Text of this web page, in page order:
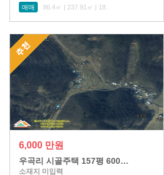
매매 86.4㎡ | 237.91㎡ | 18..
6,000 만원
우곡리 시골주택 157평 600…
소재지 미입력